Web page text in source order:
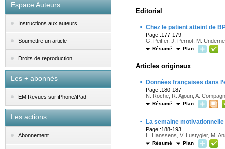
Espace Auteurs
Instructions aux auteurs
Soumettre un article
Droits de reproduction
Les + abonnés
EM|Revues sur iPhone/iPad
Les actions
Abonnement
Editorial
· Chez le patient atteint de
Page :177-179
G. Peiffer, J. Perriot, M.
Résumé Plan
Articles originaux
· Données françaises dans
Page :180-187
N. Roche, R. Ajjouri, A.
Résumé Plan
· La semaine
Page :188-193
L. Hanssens, V. Lustygier, M.
Résumé Plan